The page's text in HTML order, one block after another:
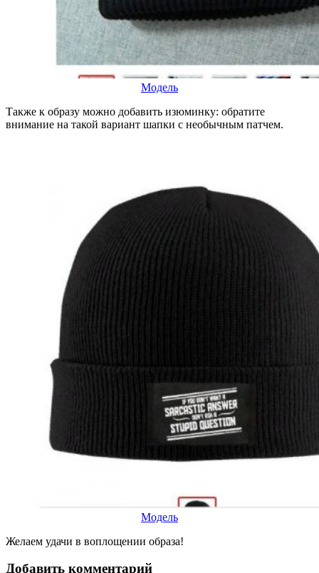
Модель
Также к образу можно добавить изюминку: обратите
внимание на такой вариант шапки с необычным патчем.
Модель
Желаем удачи в воплощении образа!
Добавить комментарий